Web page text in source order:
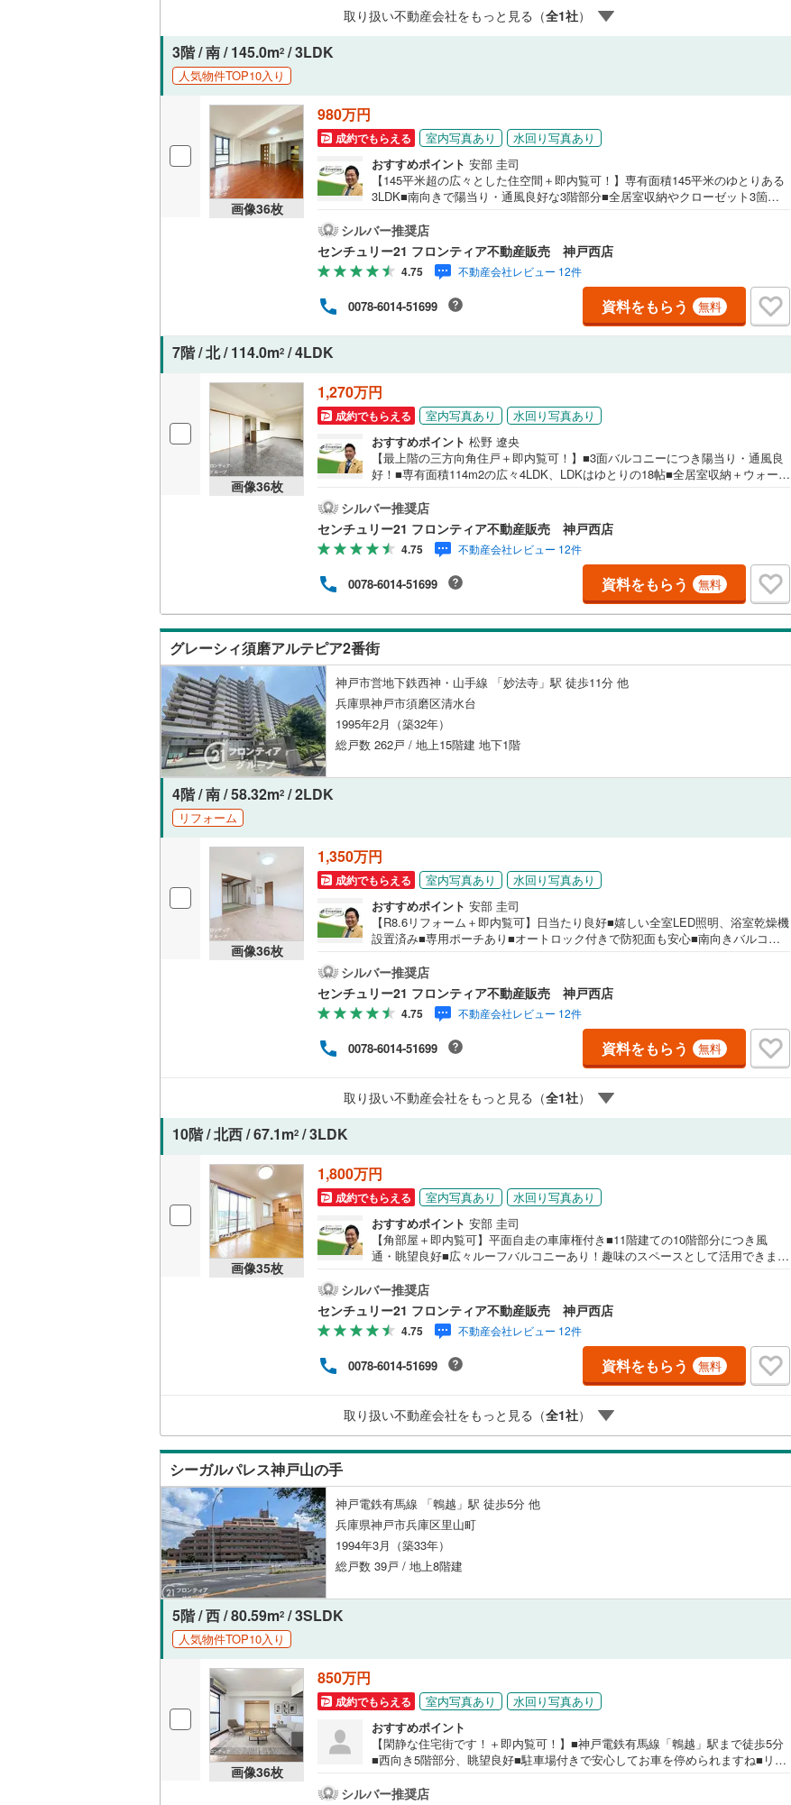
要になったお家のリフォームも弊社のリフォームプランナーがご提案
取り扱い不動産会社をもっと見る（全1社）
3階 / 南 / 145.0m2 / 3LDK
人気物件TOP10入り
画像36枚
980万円
成約でもらえる 室内写真あり
水回り写真あり
おすすめポイント 安部 圭司
【145平米超の広々とした住空間＋即内覧可！】専有面積145平米のゆとりある
3LDK■南向きで陽当り・通風良好な3階部分■全居室収納やクローゼット3箇所
間・朝の準備に便利な独立洗面台を完備・お子様の遊び場にも最適な和室のあ
る間取り・RC造7階建てマンションの3階部分・安心の常駐管理体制 立地・神
戸市立妙法寺小学校まで徒歩約11分・神戸市立横尾中学校まで徒歩約22分 弊社
が選ばれる理由 1.お金の扱い方のプロ、ファイナンシャルプランナーが資金計
画をサポート2.買い替えなどにも対応できる売却専門チームあり3.たくさんの銀
行と繋がりがあるため、最も低金利になるように審査が可能4.物件のお引渡し
後に必要になったお家のリフォームも弊社のリフォームプランナーがご提案5.
ださい
シルバー推奨店
センチュリー21 フロンティア不動産販売 神戸西店
4.75 不動産会社レビュー 12件
0078-6014-51699 資料をもらう 無料
7階 / 北 / 114.0m2 / 4LDK
画像36枚
1,270万円
成約でもらえる 室内写真あり
水回り写真あり
おすすめポイント 松野 遼央
【最上階の三方向角住戸＋即内覧可！】■3面バルコニーにつき陽当り・通風良
好！■専有面積114m2の広々4LDK、LDKはゆとりの18帖■全居室収納＋ウォーク
しめます・お料理中も会話が弾むカウンターキッチン採用！・管理員常駐の行
き届いた管理体制・プライバシーを考慮した独立性の高い間取り 立地・神戸市
立妙法寺小学校まで徒歩約11分・神戸市立横尾中学校まで徒歩約22分 弊社が選
ばれる理由 1.お金の扱い方のプロ、ファイナンシャルプランナーが資金計画を
サポート！2.買い替えなどにも対応できる売却専門チームあり！3.たくさんの銀
行と繋がりがあるため、最も低金利になるように審査が可能！4.物件のお引渡
し後に必要になったお家のリフォームも弊社のリフォームプランナーがご提
案！5.定期的にご連絡を繋ぎ、有事の際に迅速にサポートいたします弊社は専
門家同士が連携をとっているため、より多くの知見がございます。お気軽にお
問合せください！
シルバー推奨店
センチュリー21 フロンティア不動産販売 神戸西店
4.75 不動産会社レビュー 12件
0078-6014-51699 資料をもらう 無料
グレーシィ須磨アルテピア2番街
神戸市営地下鉄西神・山手線 「妙法寺」駅 徒歩11分 他
兵庫県神戸市須磨区清水台
1995年2月（築32年）
総戸数 262戸 / 地上15階建 地下1階
4階 / 南 / 58.32m2 / 2LDK
リフォーム
画像36枚
1,350万円
成約でもらえる 室内写真あり
水回り写真あり
おすすめポイント 安部 圭司
【R8.6リフォーム＋即内覧可】日当たり良好■嬉しい全室LED照明、浴室乾燥機
設置済み■専用ポーチあり■オートロック付きで防犯面も安心■南向きバルコニ
ニットバス（浴室暖房乾燥機付き）新調・ワイド洗面台、洗濯パン、トイレ新
調・クロス、フローリング、CF、ふすま張り替え・畳、ダウンライト、LED照
明器具新調・窓枠塗装、ハウスクリーニング 立地・花谷小学校まで徒歩約17
分・東落合中学校まで徒歩約20分 弊社が選ばれる理由 1.お金の扱い方のプロ、
ファイナンシャルプランナーが資金計画をサポート！2.買い替えなどにも対応
できる売却専門チームあり！3.たくさんの銀行と繋がりがあるため、最も低金
利になるように審査が可能！4.物件のお引渡し後に必要になったお家のリフォ
の際に迅速にサポートいたします弊社は専門家同士が連携をとっているため、
より多くの知見がございます
シルバー推奨店
センチュリー21 フロンティア不動産販売 神戸西店
4.75 不動産会社レビュー 12件
0078-6014-51699 資料をもらう 無料
取り扱い不動産会社をもっと見る（全1社）
10階 / 北西 / 67.1m2 / 3LDK
画像35枚
1,800万円
成約でもらえる 室内写真あり
水回り写真あり
おすすめポイント 安部 圭司
【角部屋＋即内覧可】平面自走の車庫権付き■11階建ての10階部分につき風
通・眺望良好■広々ルーフバルコニーあり！趣味のスペースとして活用できます
ッピングセンター「リファーレ横尾」など生活に便利な商業施設が揃っていま
す・リビング横には6帖の和室がございます。お子様のお部屋や客間など用途多
彩です・嬉しい専用ポーチ付き 立地・神戸市立花谷小学校まで徒歩約17分・神
戸市立東落合中学校まで徒歩約20分 弊社が選ばれる理由 1.お金の扱い方のプ
ロ、ファイナンシャルプランナーが資金計画をサポート2.買い替えなどにも対
応できる売却専門チームあり！3.たくさんの銀行と繋がりがあるため、最も低
金利になるように審査が可能4.物件のお引渡し後に必要になったお家のリフォ
際に迅速にサポート弊社は専門家同士が連携をとっているため、より多くの知
見がございます。お気軽にお問合せください
シルバー推奨店
センチュリー21 フロンティア不動産販売 神戸西店
4.75 不動産会社レビュー 12件
0078-6014-51699 資料をもらう 無料
取り扱い不動産会社をもっと見る（全1社）
シーガルパレス神戸山の手
神戸電鉄有馬線 「鵯越」駅 徒歩5分 他
兵庫県神戸市兵庫区里山町
1994年3月（築33年）
総戸数 39戸 / 地上8階建
5階 / 西 / 80.59m2 / 3SLDK
人気物件TOP10入り
画像36枚
850万円
成約でもらえる 室内写真あり
水回り写真あり
おすすめポイント
【閑静な住宅街です！＋即内覧可！】■神戸電鉄有馬線「鵯越」駅まで徒歩5分
■西向き5階部分、眺望良好■駐車場付きで安心してお車を停められますね■リフ
キュリティ・外出中でも受け取り可能な宅配ボックスが完備・収納豊富な間取
シルバー推奨店
収納
販売、価格、契約、入居関連など
即入居可能（26）
オンライン対応
オンライン内見(相談)可（17） IT重説可